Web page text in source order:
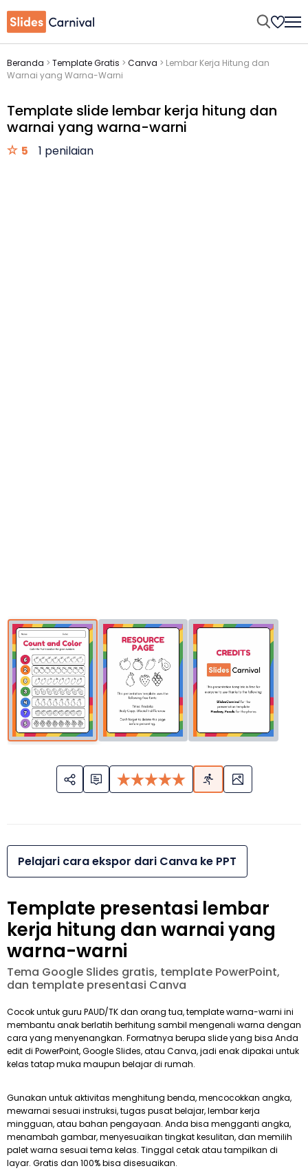
Beranda > Template Gratis > Canva > Lembar Kerja Hitung dan
Warnai yang Warna-Warni
Template slide lembar kerja hitung dan
warnai yang warna-warni
5 1 penilaian
Pelajari cara ekspor dari Canva ke PPT
Template presentasi lembar
kerja hitung dan warnai yang
warna-warni
Tema Google Slides gratis, template PowerPoint,
dan template presentasi Canva
Cocok untuk guru PAUD/TK dan orang tua, template warna-warni ini
membantu anak berlatih berhitung sambil mengenali warna dengan
cara yang menyenangkan. Formatnya berupa slide yang bisa Anda
edit di PowerPoint, Google Slides, atau Canva, jadi enak dipakai untuk
kelas tatap muka maupun belajar di rumah.
Gunakan untuk aktivitas menghitung benda, mencocokkan angka,
mewarnai sesuai instruksi, tugas pusat belajar, lembar kerja
mingguan, atau bahan pengayaan. Anda bisa mengganti angka,
menambah gambar, menyesuaikan tingkat kesulitan, dan memilih
palet warna sesuai tema kelas. Tinggal cetak atau tampilkan di
layar. Gratis dan 100% bisa disesuaikan.